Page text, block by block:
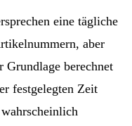
eine tägliche
aber
Grundlage berechnet
festgelegten Zeit